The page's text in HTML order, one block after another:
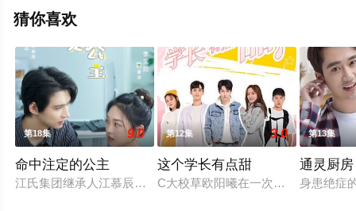
堂电影网，热播电视剧提前免费观看，更多剧情信息可移
猜你喜欢
第18集 9.0
命中注定的公主
江氏集团继承人江慕辰被迫迎娶爷爷战友的孙女——夏语。看到
第12集 3.0
这个学长有点甜
C大校草欧阳曦在一次游泳比赛时神
第13集
通灵厨房
身患绝症